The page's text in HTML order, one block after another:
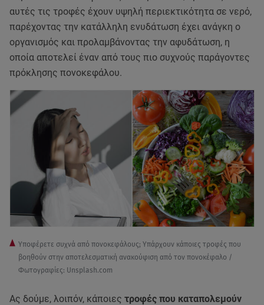
αυτές τις τροφές έχουν υψηλή περιεκτικότητα σε νερό,
παρέχοντας την κατάλληλη ενυδάτωση έχει ανάγκη ο
οργανισμός και προλαμβάνοντας την αφυδάτωση, η
οποία αποτελεί έναν από τους πιο συχνούς παράγοντες
πρόκλησης πονοκεφάλου.
Υποφέρετε συχνά από πονοκεφάλους; Υπάρχουν κάποιες τροφές που
βοηθούν στην αποτελεσματική ανακούφιση από τον πονοκέφαλο /
Φωτογραφίες: Unsplash.com
Ας δούμε, λοιπόν, κάποιες τροφές που καταπολεμούν